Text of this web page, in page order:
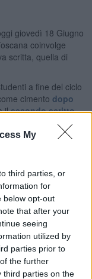
My
third parties, or
for
below opt-out
that after your
seeing
utilized by
parties prior to
the further
third parties on the
giovedì 18 Giugno
coinvolge
scritta, quella di
a fine del ciclo
cimento dopo
ilsecondo scritto
stato aperto in tutta
di un testo
dall'opera "I piaceri"
"Passerò per
non
Dowling.